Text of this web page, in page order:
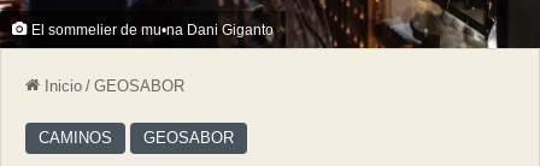
El sommelier de mu•na Dani Giganto
Inicio / GEOSABOR
CAMINOS GEOSABOR